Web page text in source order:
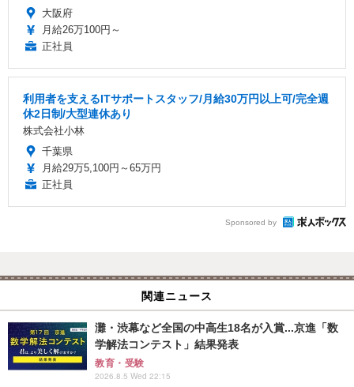
大阪府
月給26万100円～
正社員
利用者を支えるITサポートスタッフ/月給30万円以上可/完全週
休2日制/大型連休あり
株式会社小林
千葉県
月給29万5,100円～65万円
正社員
Sponsored by
関連ニュース
灘・渋幕など全国の中高生18名が入賞...京進「数
学解法コンテスト」結果発表
教育・受験
2026.8.5 Wed 22:15